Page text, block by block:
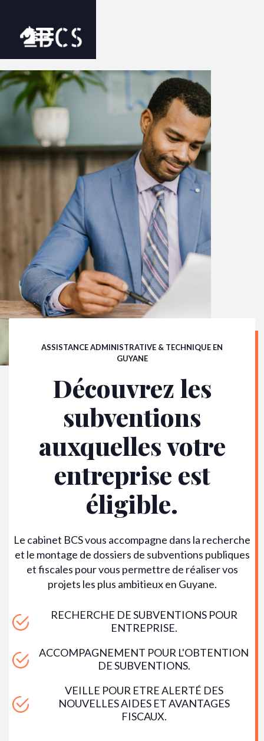
ASSISTANCE ADMINISTRATIVE & TECHNIQUE EN
GUYANE
Découvrez les
subventions
auxquelles votre
entreprise est
éligible.
Le cabinet BCS vous accompagne dans la recherche
et le montage de dossiers de subventions publiques
et fiscales pour vous permettre de réaliser vos
projets les plus ambitieux en Guyane.
RECHERCHE DE SUBVENTIONS POUR
ENTREPRISE.
ACCOMPAGNEMENT POUR L'OBTENTION
DE SUBVENTIONS.
VEILLE POUR ETRE ALERTÉ DES
NOUVELLES AIDES ET AVANTAGES
FISCAUX.